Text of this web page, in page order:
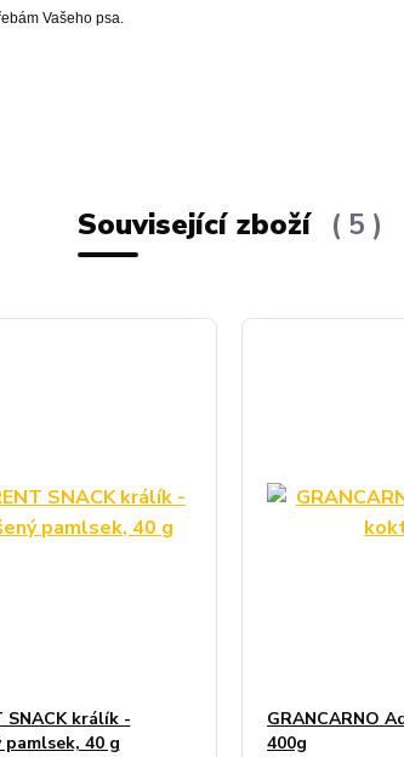
Vašeho psa.
Související zboží 5
SNACK králík -
pamlsek, 40 g
GRANCARNO
400g